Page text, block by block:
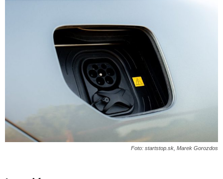
Foto: startstop.sk, Marek Gorozdos